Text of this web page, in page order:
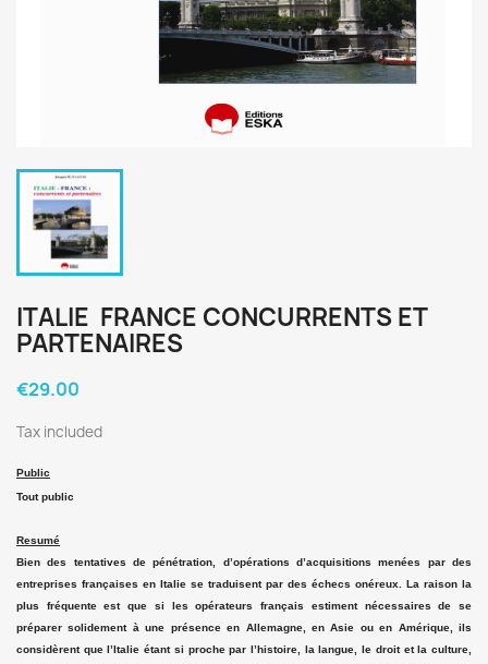
ITALIE  FRANCE CONCURRENTS ET
PARTENAIRES
€29.00
Tax included
Public
Tout public
Resumé
Bien des tentatives de pénétration, d’opérations d’acquisitions menées par des
entreprises françaises en Italie se traduisent par des échecs onéreux. La raison la
plus fréquente est que si les opérateurs français estiment nécessaires de se
préparer solidement à une présence en Allemagne, en Asie ou en Amérique, ils
considèrent que l’Italie étant si proche par l’histoire, la langue, le droit et la culture,